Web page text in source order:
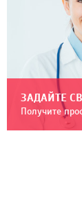
ЗАДАЙТЕ
Получите